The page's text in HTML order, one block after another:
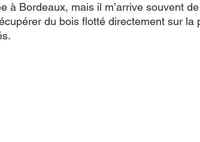
à Bordeaux, mais il m’arrive souvent
du bois flotté directement sur la